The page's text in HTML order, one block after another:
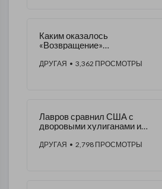
Каким оказалось
«Возвращение»
части «Шугалея»
ДРУГАЯ • 3,362 ПРОСМОТРЫ
Лавров сравнил США с
дворовыми хулиганами и
постоять»
ДРУГАЯ • 2,798 ПРОСМОТРЫ